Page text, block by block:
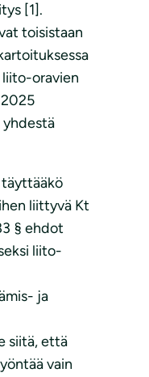
[1].
toisistaan
oravien
yhdestä
täyttääkö
liittyvä Kt
§ ehdot
liito-
ja
siitä, että
vain